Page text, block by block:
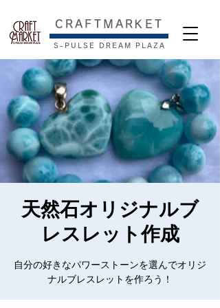
​CRAFTMARKET
S-PULSE DREAM PLAZA
天然石オリジナルブ
レスレット作成
自分の好きなパワーストーンを選んでオリジ
ナルブレスレットを作ろう！